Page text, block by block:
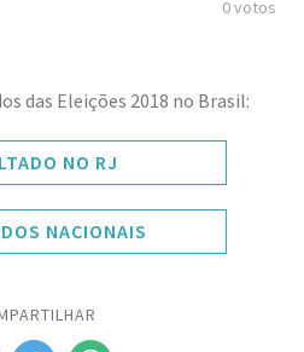
0 votos
das Eleições 2018 no Brasil:
NO RJ
NACIONAIS